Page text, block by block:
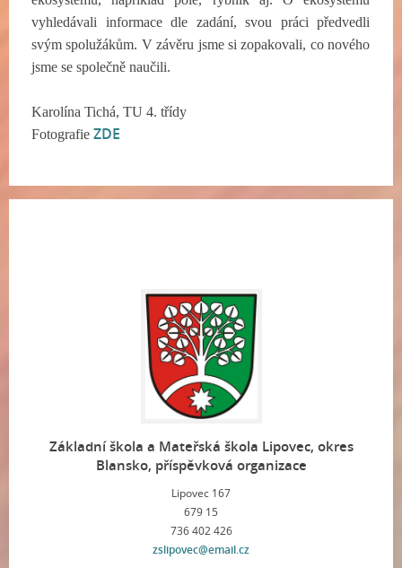
vyhledávali informace dle zadání, svou práci předvedli
svým spolužákům. V závěru jsme si zopakovali, co nového
jsme se společně naučili.
Karolína Tichá, TU 4. třídy
Fotografie ZDE
Základní škola a Mateřská škola Lipovec, okres
Blansko, příspěvková organizace
Lipovec 167
679 15
736 402 426
zslipovec@email.cz